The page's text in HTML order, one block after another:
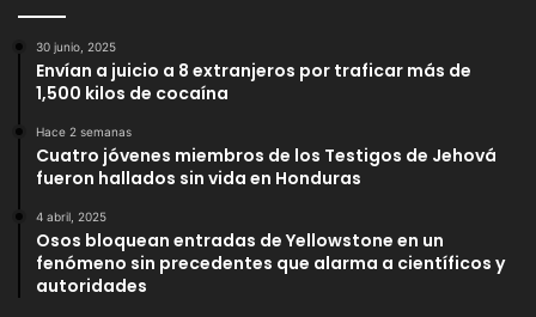
30 junio, 2025
Envían a juicio a 8 extranjeros por traficar más de
1,500 kilos de cocaína
Hace 2 semanas
Cuatro jóvenes miembros de los Testigos de Jehová
fueron hallados sin vida en Honduras
4 abril, 2025
Osos bloquean entradas de Yellowstone en un
fenómeno sin precedentes que alarma a científicos y
autoridades